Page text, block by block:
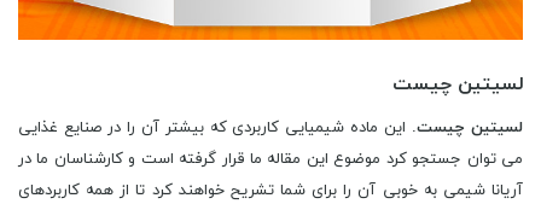
لسیتین چیست
لسیتین چیست. این ماده شیمیایی کاربردی که بیشتر آن را در صنایع غذایی
می توان جستجو کرد موضوع این مقاله ما قرار گرفته است و کارشناسان ما در
آریانا شیمی به خوبی آن را برای شما تشریح خواهند کرد تا از همه کاربردهای